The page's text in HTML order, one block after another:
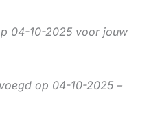
04-10-2025 voor jouw
op 04-10-2025 –